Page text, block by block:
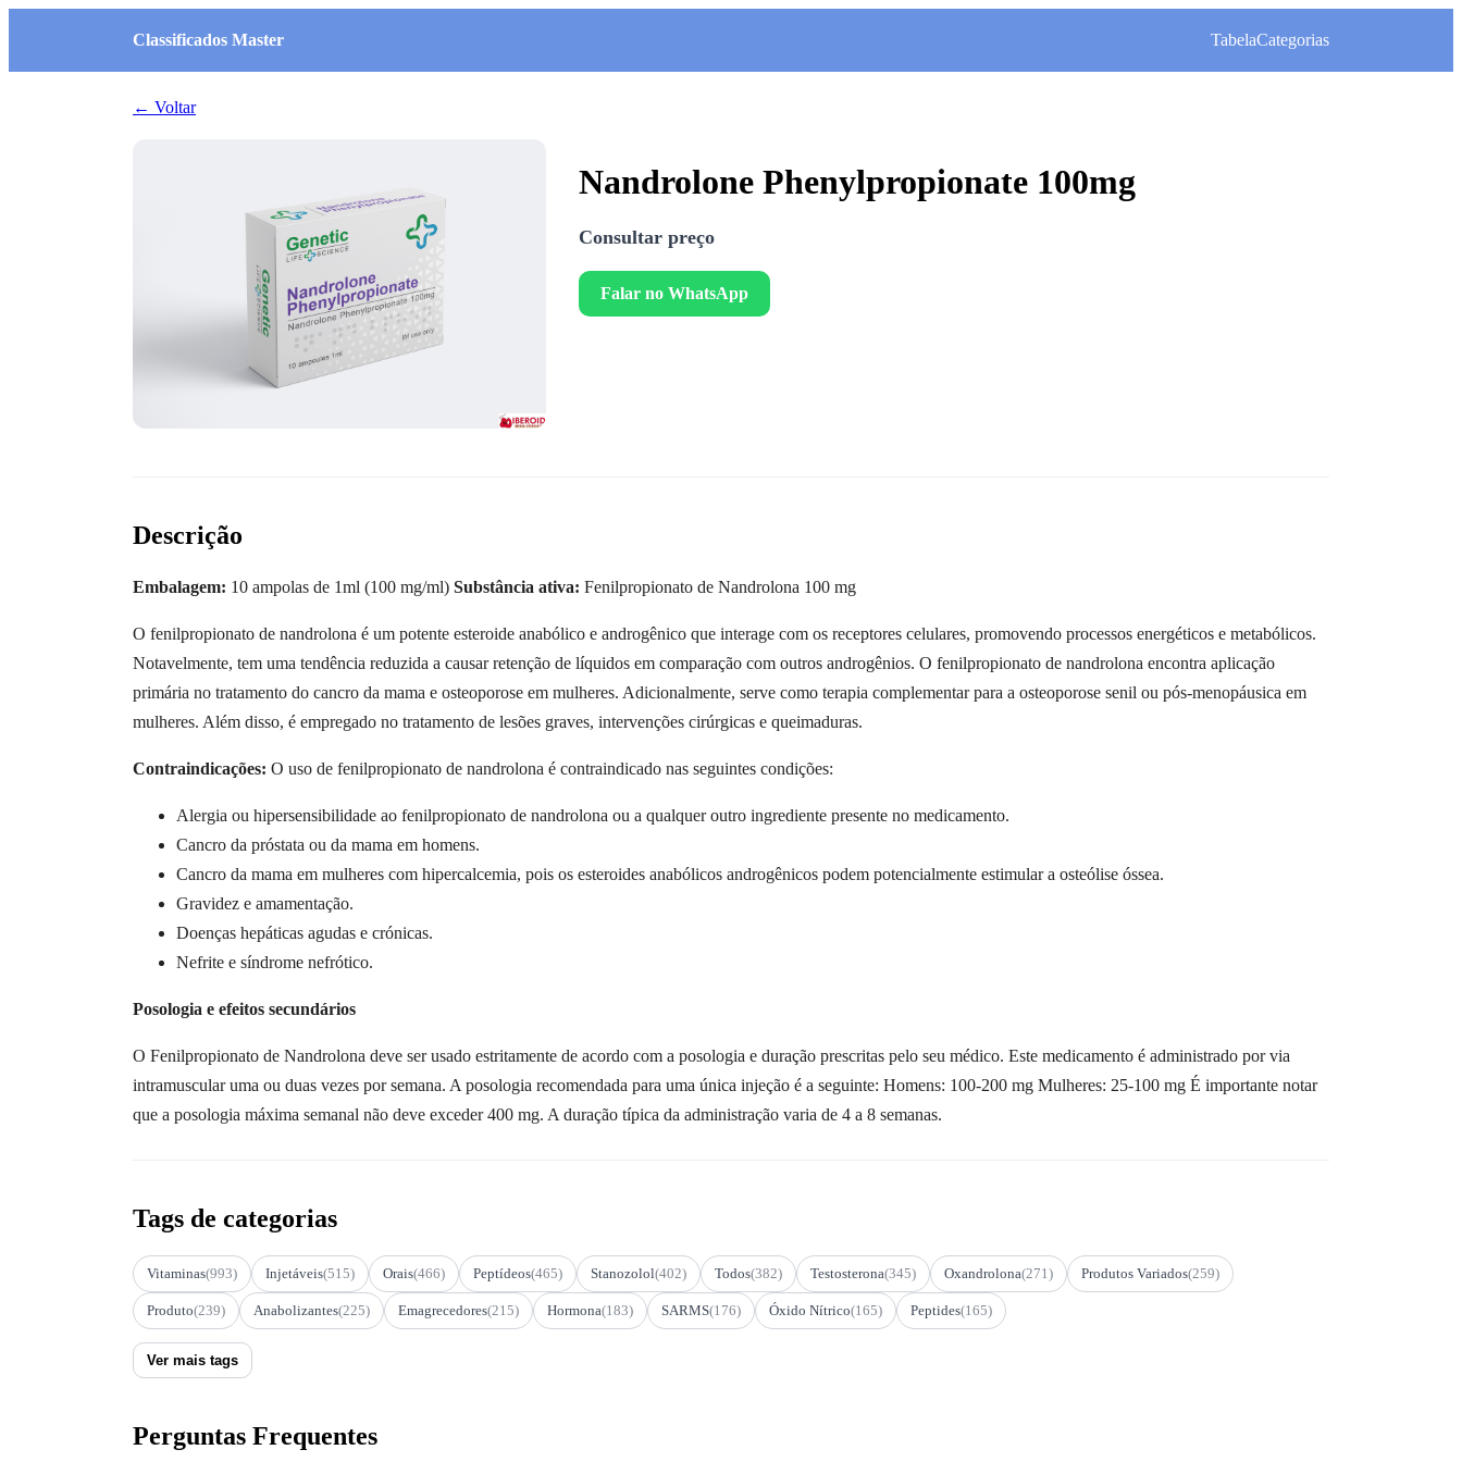
Classificados Master TabelaCategorias
← Voltar
Nandrolone Phenylpropionate 100mg
Consultar preço
Falar no WhatsApp
Descrição
Embalagem: 10 ampolas de 1ml (100 mg/ml) Substância ativa: Fenilpropionato de Nandrolona 100 mg
O fenilpropionato de nandrolona é um potente esteroide anabólico e androgênico que interage com os receptores celulares, promovendo processos energéticos e metabólicos.
Notavelmente, tem uma tendência reduzida a causar retenção de líquidos em comparação com outros androgênios. O fenilpropionato de nandrolona encontra aplicação
primária no tratamento do cancro da mama e osteoporose em mulheres. Adicionalmente, serve como terapia complementar para a osteoporose senil ou pós-menopáusica em
mulheres. Além disso, é empregado no tratamento de lesões graves, intervenções cirúrgicas e queimaduras.
Contraindicações: O uso de fenilpropionato de nandrolona é contraindicado nas seguintes condições:
Alergia ou hipersensibilidade ao fenilpropionato de nandrolona ou a qualquer outro ingrediente presente no medicamento.
Cancro da próstata ou da mama em homens.
Cancro da mama em mulheres com hipercalcemia, pois os esteroides anabólicos androgênicos podem potencialmente estimular a osteólise óssea.
Gravidez e amamentação.
Doenças hepáticas agudas e crónicas.
Nefrite e síndrome nefrótico.
Posologia e efeitos secundários
O Fenilpropionato de Nandrolona deve ser usado estritamente de acordo com a posologia e duração prescritas pelo seu médico. Este medicamento é administrado por via
intramuscular uma ou duas vezes por semana. A posologia recomendada para uma única injeção é a seguinte: Homens: 100-200 mg Mulheres: 25-100 mg É importante notar
que a posologia máxima semanal não deve exceder 400 mg. A duração típica da administração varia de 4 a 8 semanas.
Tags de categorias
Vitaminas(993) Injetáveis(515) Orais(466) Peptídeos(465) Stanozolol(402) Todos(382) Testosterona(345) Oxandrolona(271) Produtos Variados(259)
Produto(239) Anabolizantes(225) Emagrecedores(215) Hormona(183) SARMS(176) Óxido Nítrico(165) Peptides(165)
Ver mais tags
Perguntas Frequentes